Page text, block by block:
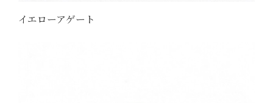
イエローアゲート